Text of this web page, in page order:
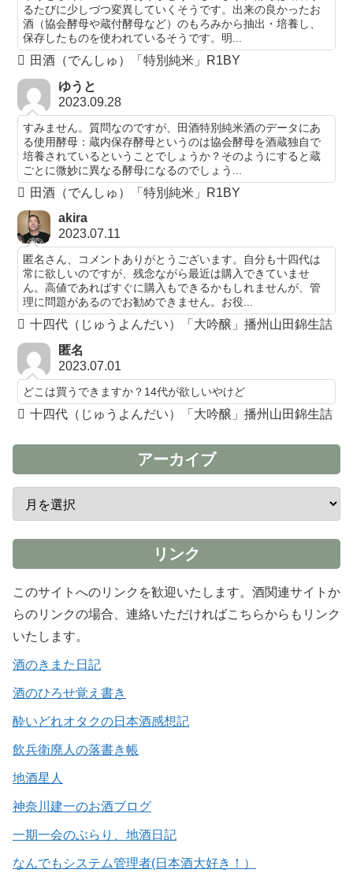
るたびに少しづつ変異していくそうです。出来の良かったお
酒（協会酵母や蔵付酵母など）のもろみから抽出・培養し、
保存したものを使われているそうです。明...
田酒（でんしゅ）「特別純米」R1BY
ゆうと
2023.09.28
すみません。質問なのですが、田酒特別純米酒のデータにあ
る使用酵母：蔵内保存酵母というのは協会酵母を酒蔵独自で
培養されているということでしょうか？そのようにすると蔵
ごとに微妙に異なる酵母になるのでしょう...
田酒（でんしゅ）「特別純米」R1BY
akira
2023.07.11
匿名さん、コメントありがとうございます。自分も十四代は
常に欲しいのですが、残念ながら最近は購入できていませ
ん。高値であればすぐに購入もできるかもしれませんが、管
理に問題があるのでお勧めできません。お役...
十四代（じゅうよんだい）「大吟醸」播州山田錦生詰
匿名
2023.07.01
どこは買うできますか？14代が欲しいやけど
十四代（じゅうよんだい）「大吟醸」播州山田錦生詰
アーカイブ
リンク
このサイトへのリンクを歓迎いたします。酒関連サイトか
らのリンクの場合、連絡いただければこちらからもリンク
いたします。
酒のきまた日記
酒のひろせ覚え書き
酔いどれオタクの日本酒感想記
飲兵衛廃人の落書き帳
地酒星人
神奈川建一のお酒ブログ
一期一会のぶらり、地酒日記
なんでもシステム管理者(日本酒大好き！）